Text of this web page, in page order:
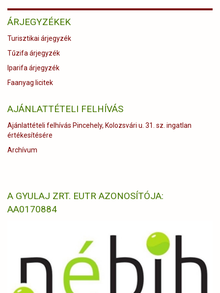
ÁRJEGYZÉKEK
Turisztikai árjegyzék
Tűzifa árjegyzék
Iparifa árjegyzék
Faanyag licitek
AJÁNLATTÉTELI FELHÍVÁS
Ajánlattételi felhívás Pincehely, Kolozsvári u. 31. sz. ingatlan
értékesítésére
Archívum
A GYULAJ ZRT. EUTR AZONOSÍTÓJA:
AA0170884